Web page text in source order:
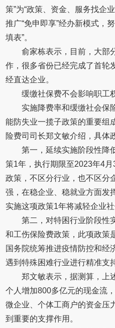
策”为“政策、资金、服务找企
推广“免申即享”经办新模式，
填表”。
俞家栋表示，目前，大部
作，很多省份已经完成了首轮
经直达企业。
缓缴社保费不会影响职工
实施降费率和缓缴社会保
能防失业一揽子政策的重要组
险费司司长郑文敏介绍，具体
第一，延续实施阶段性降
策1年，执行期限至2023年4
政策，不区分行业，也不区分
强，在稳企业、稳就业方面发
实施这项政策1年将减轻企业
第二，对特困行业阶段性
和工伤保险费政策，此项政策
国务院统筹推进疫情防控和经
遇到特殊困难行业进行精准支
郑文敏表示，据测算，上
个人增加800多亿元的现金流
微企业、个体工商户的资金压
到重要的支撑作用。